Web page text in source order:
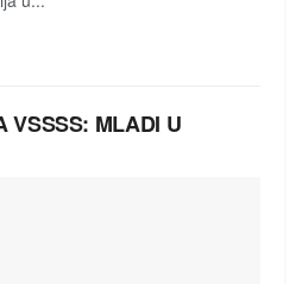
VSSSS: MLADI U